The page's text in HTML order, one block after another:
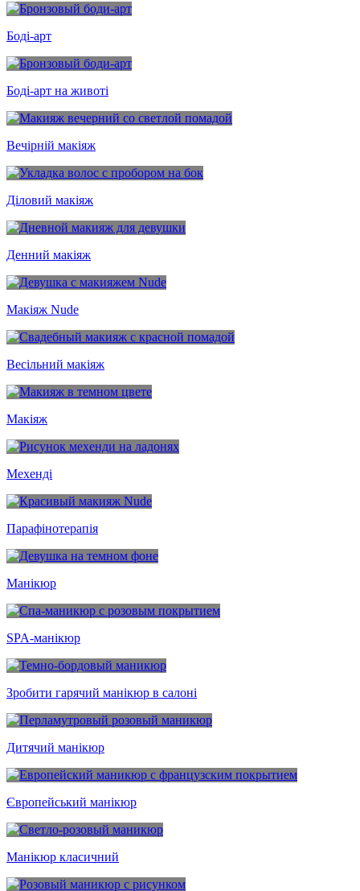
Боді-арт
Боді-арт на животі
Вечірній макіяж
Діловий макіяж
Денний макіяж
Макіяж Nude
Весільний макіяж
Макіяж
Мехенді
Парафінотерапія
Манікюр
SPA-манікюр
Зробити гарячий манікюр в салоні
Дитячий манікюр
Європейський манікюр
Манікюр класичний